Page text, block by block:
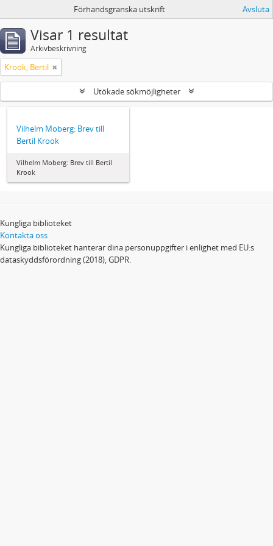
Förhandsgranska utskrift Avsluta
Visar 1 resultat
Arkivbeskrivning
Krook, Bertil
Utökade sökmöjligheter
Vilhelm Moberg: Brev till
Bertil Krook
Vilhelm Moberg: Brev till Bertil
Krook
Kungliga biblioteket
Kontakta oss
Kungliga biblioteket hanterar dina personuppgifter i enlighet med EU:s
dataskyddsförordning (2018), GDPR.